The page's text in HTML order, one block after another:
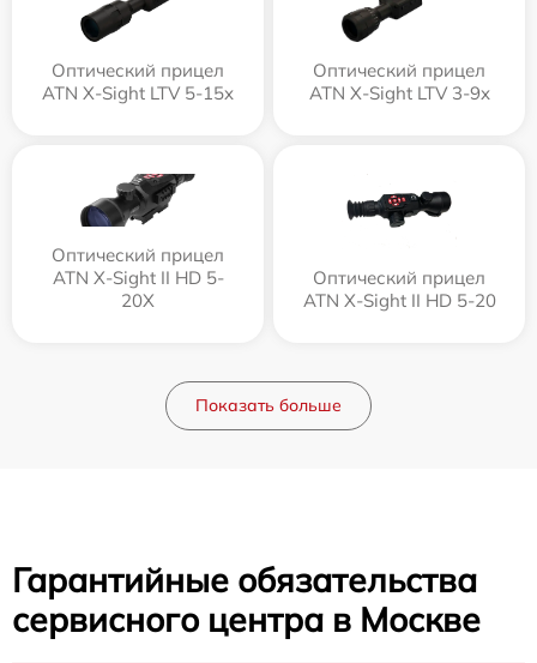
Оптический прицел
ATN X-Sight LTV 5-15x
Оптический прицел
ATN X-Sight LTV 3-9x
Оптический прицел
ATN X-Sight II HD 5-
20X
Оптический прицел
ATN X-Sight II HD 5-20
Показать больше
Гарантийные обязательства
сервисного центра в Москве